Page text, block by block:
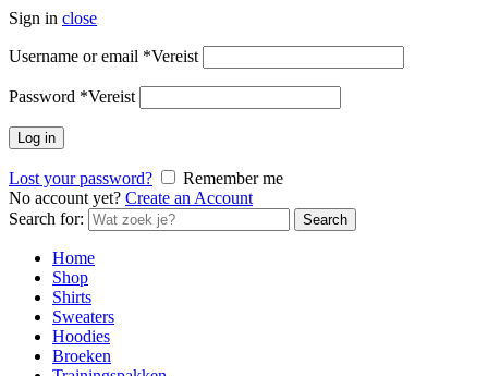
Sign in close
Username or email *Vereist
Password *Vereist
Log in
Lost your password?
Remember me
No account yet? Create an Account
Search for:
Search
Home
Shop
Shirts
Sweaters
Hoodies
Broeken